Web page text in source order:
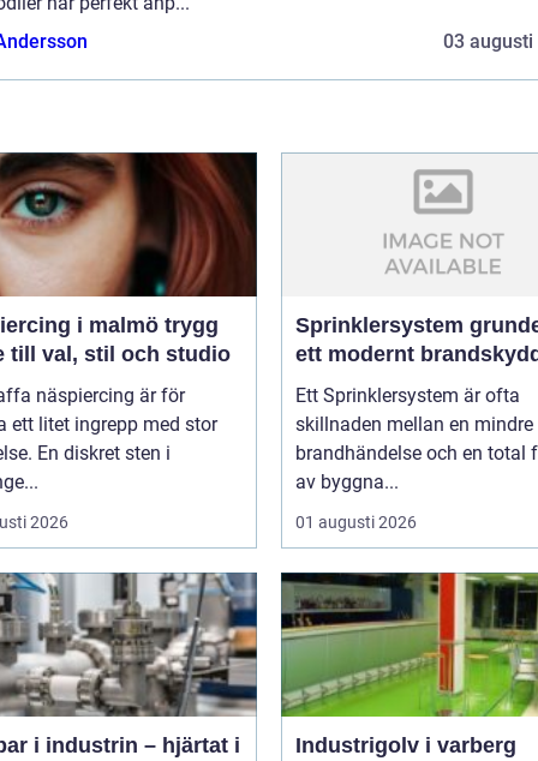
03 augusti
i malmö trygg
till val, stil och studio
näspiercing är för
ett litet ingrepp med stor
En diskret sten i
2026
Sprinklersystem grunden i
ett modernt
Ett Sprinklersystem är ofta
skillnaden mellan en mindre
brandhändelse och en total
av byggna...
01 augusti 2026
i industrin – hjärtat i
Industrigolv i varberg